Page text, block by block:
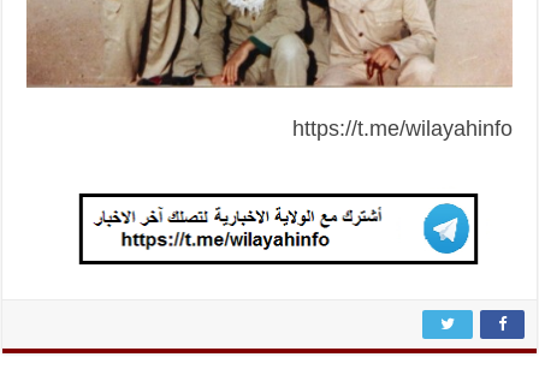
https://t.me/wilayahinfo